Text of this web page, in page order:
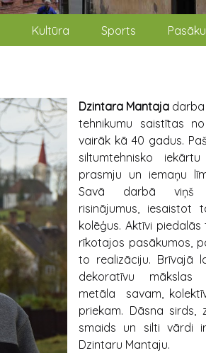
Kultūra Sports
Dzintara Mantaja
tehnikumu saistītas
vairāk kā 40 gadus.
siltumtehnisko
prasmju un iemaņu
Savā darbā viņš
risinājumus, iesaistot
kolēģus. Aktīvi
rīkotajos pasākumos,
to realizāciju. Brīvajā
dekoratīvu mākslas
metāla savam,
priekam. Dāsna sirds,
smaids un silti vārdi
Dzintaru Mantaju.